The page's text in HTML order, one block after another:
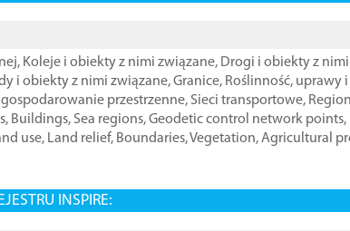
, Koleje i obiekty z nimi związane, Drogi i obiekty z
i obiekty z nimi związane,Granice, Roślinność, uprawy
przestrzenne, Sieci transportowe,
, Buildings, Sea regions,Geodetic control network points,
use, Land relief, Boundaries,Vegetation,Agricultural
INSPIRE: